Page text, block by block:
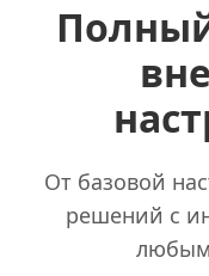
От базовой
решений с